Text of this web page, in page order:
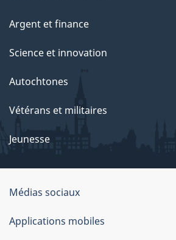
Argent et finance
Science et innovation
Autochtones
Vétérans et militaires
Jeunesse
À
propos
Médias sociaux
Applications mobiles